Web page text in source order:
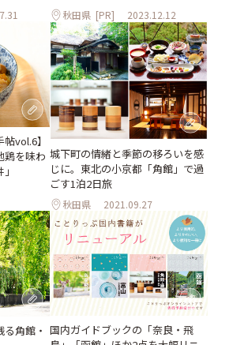
秋田県 [PR] 2023.12.12
vol.6】
鶏を味わ 城下町の情緒と季節の移ろいを感
じに。東北の小京都「角館」で過
ごす1泊2日旅
秋田県 2021.09.27
角館・ 国内ガイドブックの「奈良・飛